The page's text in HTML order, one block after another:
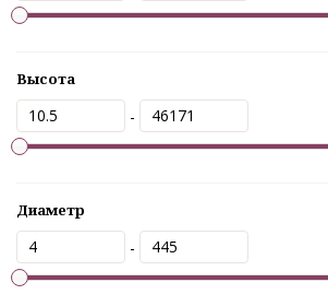
Высота
-
Диаметр
-